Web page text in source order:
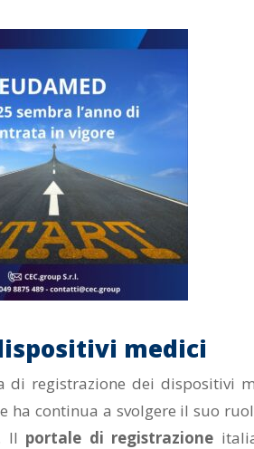
medici
registrazione dei dispositivi
ha continua a svolgere il suo
Il portale di registrazione